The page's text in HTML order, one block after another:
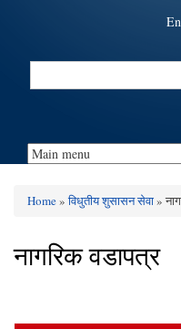
Search
You are here
Home»विधुतीय शुसासन सेवा»
नागरिक वडापत्र